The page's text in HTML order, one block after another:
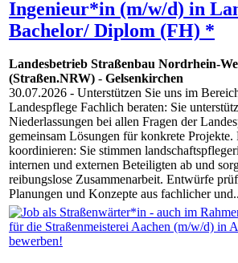
Ingenieur*in (m/w/d) in
Bachelor/ Diplom (FH) *
Landesbetrieb Straßenbau Nordrhein-
(Straßen.NRW) - Gelsenkirchen
30.07.2026 - Unterstützen Sie uns im
Landespflege Fachlich beraten: Sie
Niederlassungen bei allen Fragen der
gemeinsam Lösungen für konkrete Projekte.
koordinieren: Sie stimmen
internen und externen Beteiligten ab und
reibungslose Zusammenarbeit. Entwürfe
Planungen und Konzepte aus fachlicher